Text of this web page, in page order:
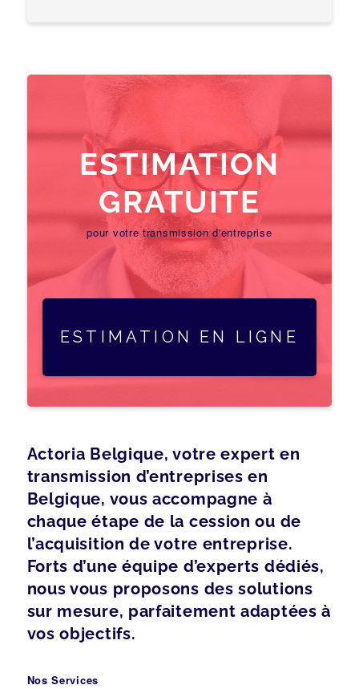
ESTIMATION
GRATUITE
pour votre transmission d'entreprise
ESTIMATION EN LIGNE
Actoria Belgique, votre expert en
transmission d’entreprises en
Belgique, vous accompagne à
chaque étape de la cession ou de
l’acquisition de votre entreprise.
Forts d’une équipe d’experts dédiés,
nous vous proposons des solutions
sur mesure, parfaitement adaptées à
vos objectifs.
Nos Services